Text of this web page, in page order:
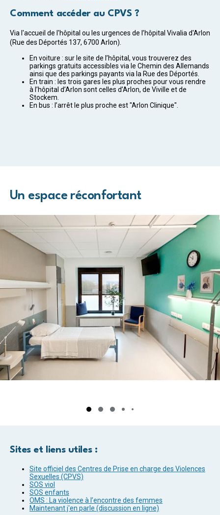
Comment accéder au CPVS ?
Via l'accueil de l'hôpital ou les urgences de l’hôpital Vivalia d'Arlon
(Rue des Déportés 137, 6700 Arlon).
En voiture : sur le site de l’hôpital, vous trouverez des
parkings gratuits accessibles via le Chemin des Allemands
ainsi que des parkings payants via la Rue des Déportés.
En train : les trois gares les plus proches pour vous rendre
à l’hôpital d’Arlon sont celles d’Arlon, de Viville et de
Stockem.
En bus : l’arrêt le plus proche est "Arlon Clinique".
Un espace réconfortant
Sites et liens utiles :
Site officiel des Centres de Prise en charge des Violences
Sexuelles (CPVS)
SOS viol
SOS enfants
OMS : La violence à l’encontre des femmes
Maintenant j'en parle (discussion en ligne)